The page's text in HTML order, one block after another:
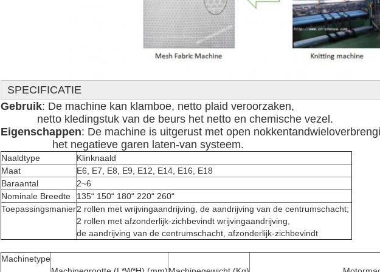
SPECIFICATIE
Gebruik: De machine kan klamboe, netto plaid veroorzaken,
Eigenschappen: De machine is uitgerust met open
                 het negatieve garen laten-van systeem.
Naaldtype
Klinknaald
Maat
E6, E7, E8, E9, E12, E14, E16, E18
Baraantal
2~6
Nominale Breedte
135“ 150“ 180“ 220“ 260“
Toepassingsmanier2 rollen met wrijvingaandrijving, de aandrijving van de centrumschacht;
2 rollen met afzonderlijk-zichbevindt wrijvingaandrijving,
de aandrijving van de centrumschacht, afzonderlijk-zichbevindt